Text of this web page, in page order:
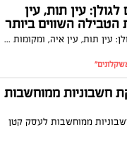
לגולן: עין תות, עין
הטבילה השווים ביותר
עושים עיניים לגולן: עין תות, עין איה, ומקומות הטבילה השווים ביותר
חשבוניות ממוחשבות
ממוחשבות לעסק קטן